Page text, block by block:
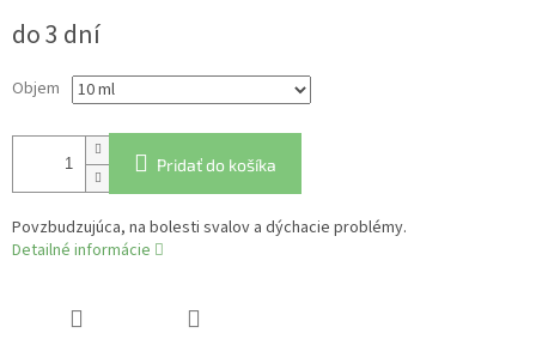
cena:
do 3 dní
Objem
Pridať do košíka
Povzbudzujúca, na bolesti svalov a dýchacie problémy.
Detailné informácie